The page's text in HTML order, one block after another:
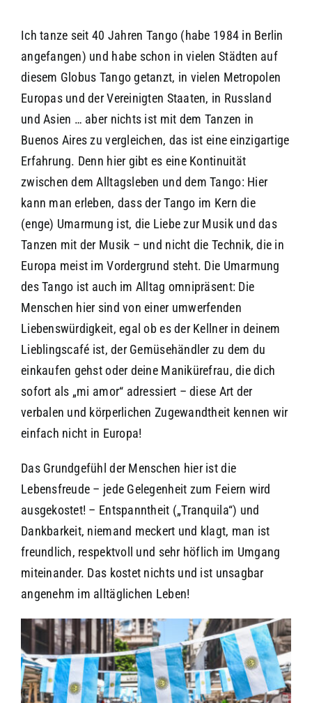
Ich tanze seit 40 Jahren Tango (habe 1984 in Berlin
angefangen) und habe schon in vielen Städten auf
diesem Globus Tango getanzt, in vielen Metropolen
Europas und der Vereinigten Staaten, in Russland
und Asien … aber nichts ist mit dem Tanzen in
Buenos Aires zu vergleichen, das ist eine einzigartige
Erfahrung. Denn hier gibt es eine Kontinuität
zwischen dem Alltagsleben und dem Tango: Hier
kann man erleben, dass der Tango im Kern die
(enge) Umarmung ist, die Liebe zur Musik und das
Tanzen mit der Musik – und nicht die Technik, die in
Europa meist im Vordergrund steht. Die Umarmung
des Tango ist auch im Alltag omnipräsent: Die
Menschen hier sind von einer umwerfenden
Liebenswürdigkeit, egal ob es der Kellner in deinem
Lieblingscafé ist, der Gemüsehändler zu dem du
einkaufen gehst oder deine Manikürefrau, die dich
sofort als „mi amor“ adressiert – diese Art der
verbalen und körperlichen Zugewandtheit kennen wir
einfach nicht in Europa!
Das Grundgefühl der Menschen hier ist die
Lebensfreude – jede Gelegenheit zum Feiern wird
ausgekostet! – Entspanntheit („Tranquila“) und
Dankbarkeit, niemand meckert und klagt, man ist
freundlich, respektvoll und sehr höflich im Umgang
miteinander. Das kostet nichts und ist unsagbar
angenehm im alltäglichen Leben!